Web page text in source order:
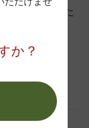
“公開”にした
みなされま
か？